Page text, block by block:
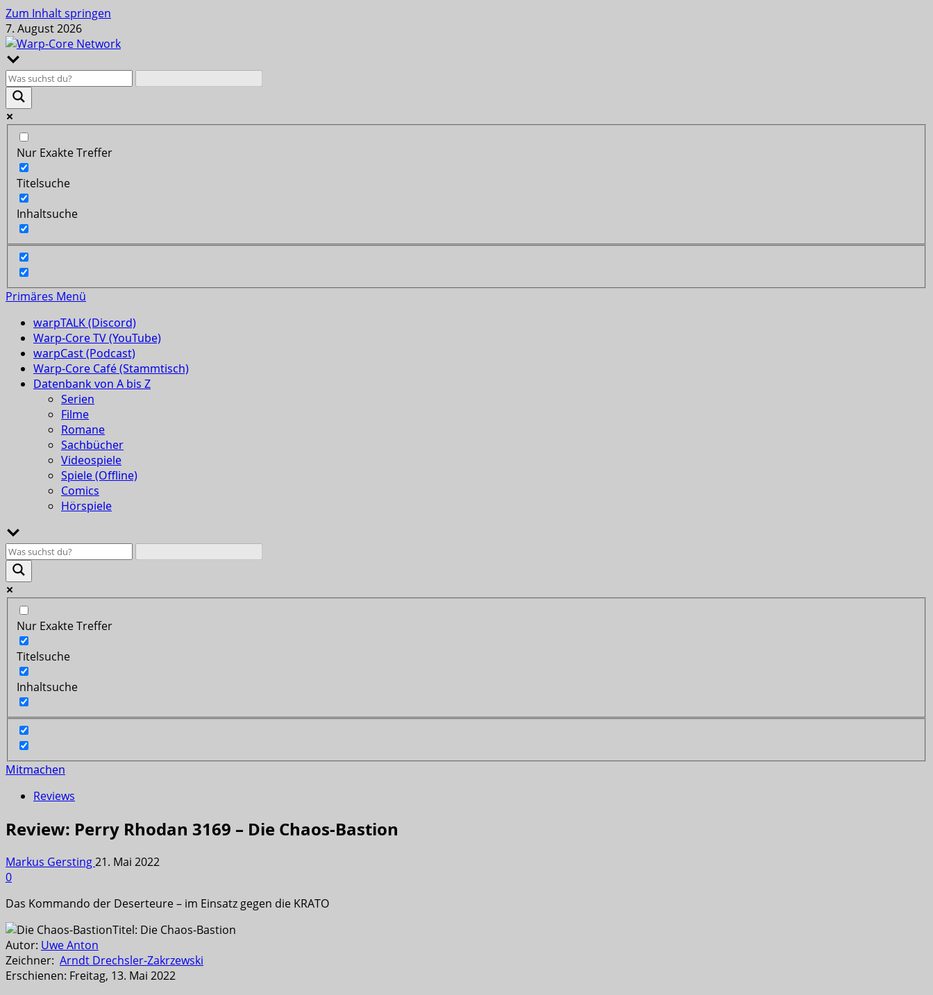
Zum Inhalt springen
7. August 2026
Nur Exakte Treffer
Titelsuche
Inhaltsuche
Primäres Menü
warpTALK (Discord)
Warp-Core TV (YouTube)
warpCast (Podcast)
Warp-Core Café (Stammtisch)
Datenbank von A bis Z
Serien
Filme
Romane
Sachbücher
Videospiele
Spiele (Offline)
Comics
Hörspiele
Nur Exakte Treffer
Titelsuche
Inhaltsuche
Mitmachen
Reviews
Review: Perry Rhodan 3169 – Die Chaos-Bastion
Markus Gersting21. Mai 2022
0
Das Kommando der Deserteure – im Einsatz gegen die KRATO
Titel: Die Chaos-Bastion
Autor: Uwe Anton
Zeichner: Arndt Drechsler-Zakrzewski
Erschienen: Freitag, 13. Mai 2022